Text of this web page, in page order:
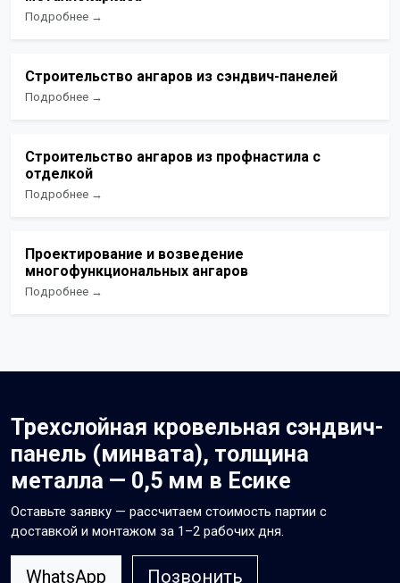
Подробнее →
Строительство ангаров из сэндвич-панелей
Подробнее →
Строительство ангаров из профнастила с
отделкой
Подробнее →
Проектирование и возведение
многофункциональных ангаров
Подробнее →
Трехслойная кровельная сэндвич-
панель (минвата), толщина
металла — 0,5 мм в Есике
Оставьте заявку — рассчитаем стоимость партии с
доставкой и монтажом за 1–2 рабочих дня.
WhatsApp Позвонить